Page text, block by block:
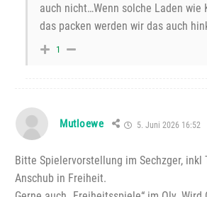
auch nicht…Wenn solche Laden wie
das packen werden wir das auch
1
Mutloewe 5. Juni 2026 16:52
Bitte Spielervorstellung im Sechzger, inkl
Anschub in Freiheit.